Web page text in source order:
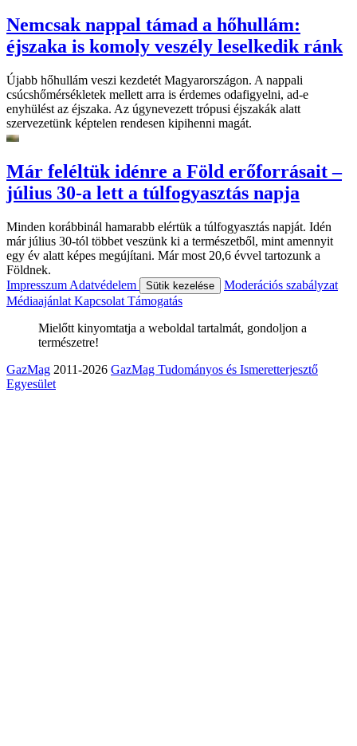
Nemcsak nappal támad a hőhullám:
éjszaka is komoly veszély leselkedik ránk
Újabb hőhullám veszi kezdetét Magyarországon. A nappali
csúcshőmérsékletek mellett arra is érdemes odafigyelni, ad-e
enyhülést az éjszaka. Az úgynevezett trópusi éjszakák alatt
szervezetünk képtelen rendesen kipihenni magát.
Már feléltük idénre a Föld erőforrásait –
július 30-a lett a túlfogyasztás napja
Minden korábbinál hamarabb elértük a túlfogyasztás napját. Idén
már július 30-tól többet veszünk ki a természetből, mint amennyit
egy év alatt képes megújítani. Már most 20,6 évvel tartozunk a
Földnek.
Impresszum Adatvédelem Sütik kezelése
Moderációs szabályzat
Médiaajánlat Kapcsolat Támogatás
Mielőtt kinyomtatja a weboldal tartalmát, gondoljon a
természetre!
GazMag 2011-2026 GazMag Tudományos és Ismeretterjesztő
Egyesület